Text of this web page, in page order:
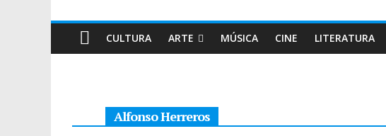
CULTURA ARTE MÚSICA CINE LITERATURA
Alfonso Herreros